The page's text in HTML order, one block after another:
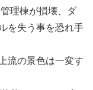
理棟が損壊、ダ
を失う事を恐れ手
流の景色は一変す